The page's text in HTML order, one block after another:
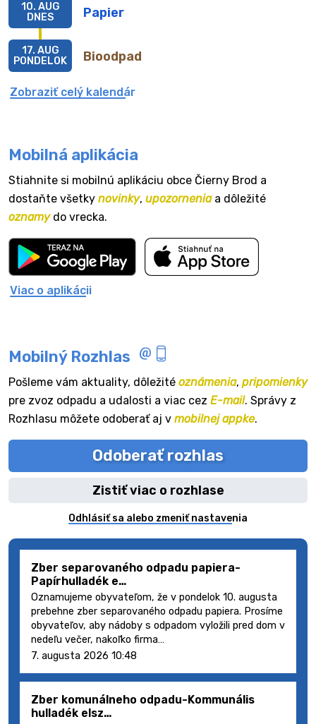
Papier
10. AUG
DNES
Bioodpad
17. AUG
PONDELOK
Zobraziť celý kalendár
Mobilná aplikácia
Stiahnite si mobilnú aplikáciu obce Čierny Brod a
dostaňte všetky novinky, upozorneniaa dôležité
oznamydo vrecka.
Viac o aplikácii
Mobilný Rozhlas
Pošleme vám aktuality, dôležité oznámenia, pripomienky
pre zvoz odpadu a udalosti a viac cez E-mail. Správy z
Rozhlasu môžete odoberať aj v mobilnej appke.
Odoberať rozhlas
Zistiť viac o rozhlase
Odhlásiť sa alebo zmeniť nastavenia
Zber separovaného odpadu papiera-
Papírhulladék e…
Oznamujeme obyvateľom, že v pondelok 10. augusta
prebehne zber separovaného odpadu papiera. Prosíme
obyvateľov, aby nádoby s odpadom vyložili pred dom v
nedeľu večer, nakoľko firma…
7. augusta 2026 10:48
Zber komunálneho odpadu-Kommunális
hulladék elsz…